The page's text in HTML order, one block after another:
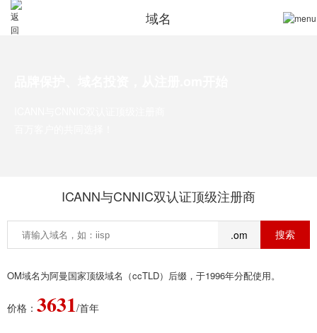
域名
ICANN与CNNIC双认证顶级注册商
.om
OM域名为阿曼国家顶级域名（ccTLD）后缀，于1996年分配使用。
价格： 3631/首年